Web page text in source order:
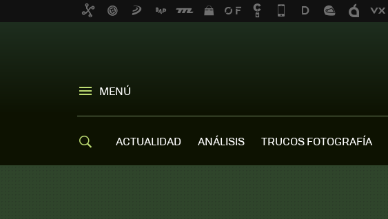
MENÚ
ACTUALIDAD ANÁLISIS TRUCOS FOTOGRAFÍA